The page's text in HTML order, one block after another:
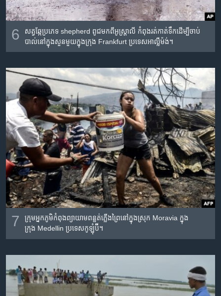
6
សត្វ​ឆ្កែ​ប្រភេទ shepherd ពូជមក​ពី​​អូស្ត្រាលី​ កំពុង​រត់​កាត់​ទឹក​ដើម្បី​ចាប់​
បាល់​នៅ​ក្នុង​សួន​មួយ​ក្នុង​ក្រុង​ Frankfurt ប្រទេស​អាល្លឺម៉ង់។
7
ក្រុម​អ្នក​ភូមិ​កំពុង​ព្យាយាម​ពន្លត់​ភ្លើង​ព្រៃ​នៅ​ក្នុង​ស្រុក Moravia ក្នុង​
ក្រុង Medellin ប្រទេស​កូឡុំប៊ី។